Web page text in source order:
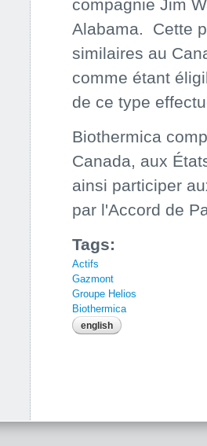
compagnie Jim
Alabama. Cette
similaires au
comme étant
de ce type
Biothermica
Canada, aux
ainsi participer
par l'Accord de
Tags:
Actifs
Gazmont
Groupe Helios
Biothermica
english